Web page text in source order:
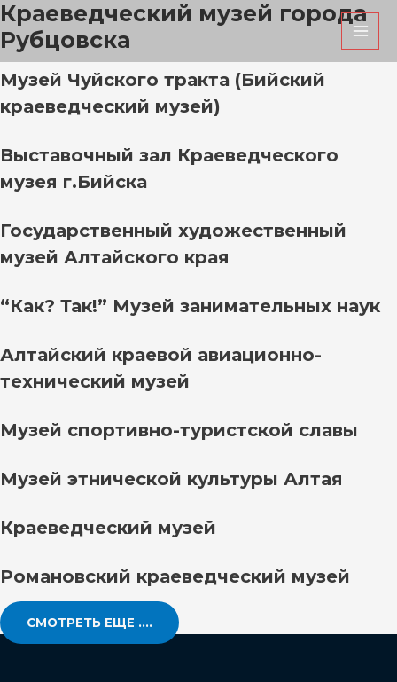
Перейти
к
содержимому
Краеведческий музей города
Рубцовска
Музей Чуйского тракта (Бийский
краеведческий музей)
Выставочный зал Краеведческого
музея г.Бийска
Государственный художественный
музей Алтайского края
“Как? Так!” Музей занимательных наук
Алтайский краевой авиационно-
технический музей
Музей спортивно-туристской славы
Музей этнической культуры Алтая
Краеведческий музей
Романовский краеведческий музей
СМОТРЕТЬ ЕЩЕ ....